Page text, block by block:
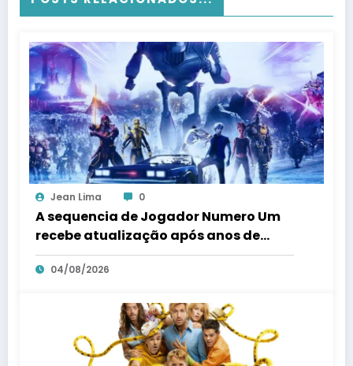
Jean Lima 0
A sequencia de Jogador Numero Um
recebe atualização após anos de
silencio
04/08/2026